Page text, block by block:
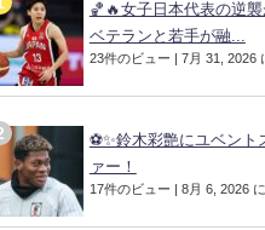
🏀🔥女子日本代表の逆襲
ベテランと若手が融...
23件のビュー 7月 31, 2026
⚽✨鈴木彩艶にユベント
ァー！
17件のビュー 8月 6, 2026